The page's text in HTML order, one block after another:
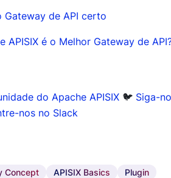
Gateway de API certo
APISIX é o Melhor Gateway de
do Apache APISIX 🐦 Siga-
nos no Slack
Concept APISIX Basics Plugin